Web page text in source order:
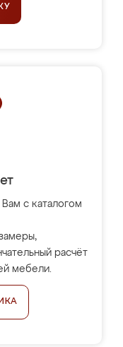
с каталогом
расчёт
мебели.